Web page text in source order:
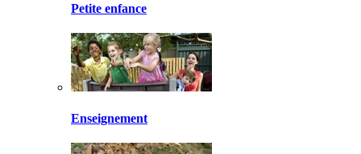
Petite enfance
Enseignement